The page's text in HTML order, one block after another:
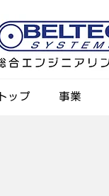
トップ 事業